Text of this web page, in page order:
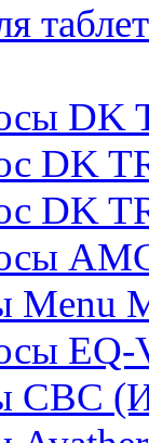
DK
DK
DK
Menu
EQ-
CBC